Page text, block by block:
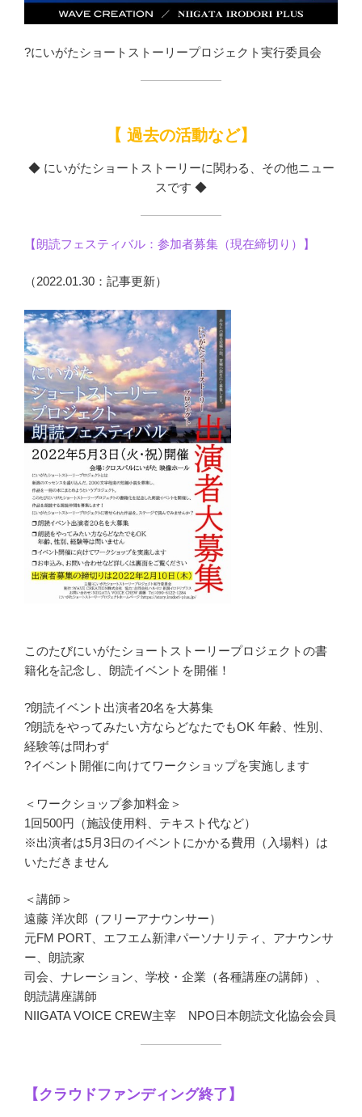
?にいがたショートストーリープロジェクト実行委員会
【 過去の活動など】
◆ にいがたショートストーリーに関わる、その他ニュー
スです ◆
【朗読フェスティバル：参加者募集（現在締切り）】
（2022.01.30：記事更新）
このたびにいがたショートストーリープロジェクトの書
籍化を記念し、朗読イベントを開催！
?朗読イベント出演者20名を大募集
?朗読をやってみたい方ならどなたでもOK 年齢、性別、
経験等は問わず
?イベント開催に向けてワークショップを実施します
＜ワークショップ参加料金＞
1回500円（施設使用料、テキスト代など）
※出演者は5月3日のイベントにかかる費用（入場料）は
いただきません
＜講師＞
遠藤 洋次郎（フリーアナウンサー）
元FM PORT、エフエム新津パーソナリティ、アナウンサ
ー、朗読家
司会、ナレーション、学校・企業（各種講座の講師）、
朗読講座講師
NIIGATA VOICE CREW主宰 NPO日本朗読文化協会会員
【クラウドファンディング終了】